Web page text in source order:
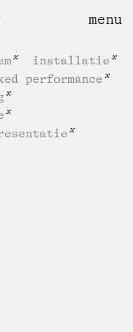
installatie
performance